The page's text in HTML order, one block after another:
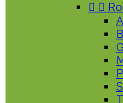
 